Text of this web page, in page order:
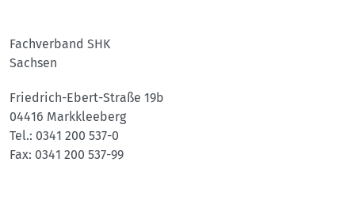
Fachverband SHK
Sachsen
Friedrich-Ebert-Straße 19b
04416 Markkleeberg
Tel.: 0341 200 537-0
Fax: 0341 200 537-99